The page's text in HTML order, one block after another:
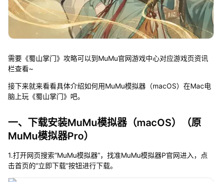
需要《蜀山掌门》攻略可以到MuMu官网游戏中心对应游戏页资讯
栏查看~
接下来就来看看具体介绍如何用MuMu模拟器（macOS）在Mac电
脑上玩《蜀山掌门》吧。
一、下载安装MuMu模拟器（macOS）（原
MuMu模拟器Pro）
1.打开网页搜索“MuMu模拟器”，找准MuMu模拟器P官网进入，点
击首页的“立即下载”按钮进行下载。